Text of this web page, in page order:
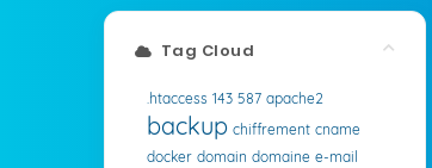
Tag Cloud
.htaccess 143 587 apache2
backup chiffrement cname
docker domain domaine e-mail